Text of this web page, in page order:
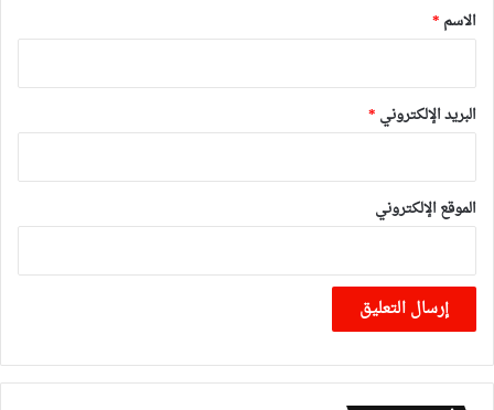
*
الاسم *
البريد الإلكتروني *
الموقع الإلكتروني